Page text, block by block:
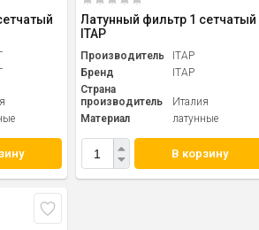
Латунный фильтр 1 сетчатый
ITAP
Производитель
ITAP
Бренд
ITAP
Страна
производитель
Италия
Материал
латунные
В корзину